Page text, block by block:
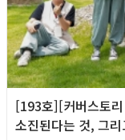
[193호][커버스토
소진된다는 것, 그